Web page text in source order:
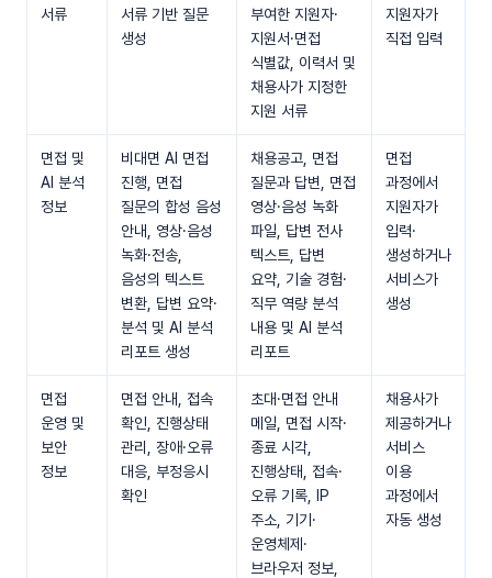
서류
서류 기반 질문
생성
부여한 지원자·
지원서·면접
식별값, 이력서 및
채용사가 지정한
지원 서류
지원자가
직접 입력
면접 및
AI 분석
정보
비대면 AI 면접
진행, 면접
질문의 합성 음성
안내, 영상·음성
녹화·전송,
음성의 텍스트
변환, 답변 요약·
분석 및 AI 분석
리포트 생성
채용공고, 면접
질문과 답변, 면접
영상·음성 녹화
파일, 답변 전사
텍스트, 답변
요약, 기술 경험·
직무 역량 분석
내용 및 AI 분석
리포트
면접
과정에서
지원자가
입력·
생성하거나
서비스가
생성
면접
운영 및
보안
정보
면접 안내, 접속
확인, 진행상태
관리, 장애·오류
대응, 부정응시
확인
초대·면접 안내
메일, 면접 시작·
종료 시각,
진행상태, 접속·
오류 기록, IP
주소, 기기·
운영체제·
브라우저 정보,
채용사가
제공하거나
서비스
이용
과정에서
자동 생성